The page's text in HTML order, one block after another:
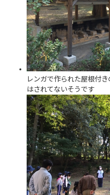
レンガで作られた屋根付
はされてないそうです